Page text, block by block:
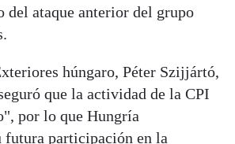
del ataque anterior del grupo
húngaro, Péter Szijjártó,
que la actividad de la CPI
por lo que Hungría
futura participación en la